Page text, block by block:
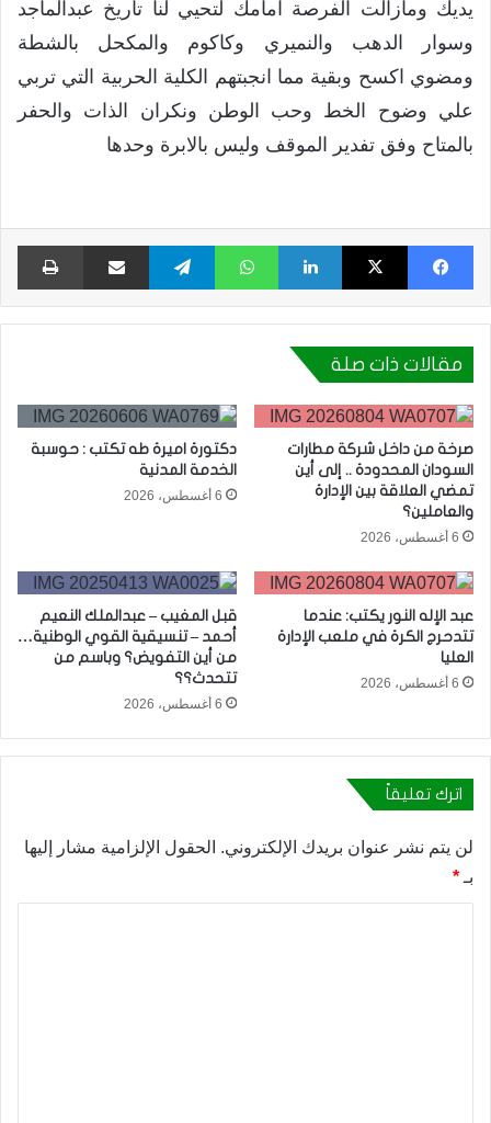
يديك ومازالت الفرصة امامك لتحيي لنا تاريخ عبدالماجد
وسوار الدهب والنميري وكاكوم والمكحل بالشطة
ومضوي اكسح وبقية مما انجبتهم الكلية الحربية التي تربي
علي وضوح الخط وحب الوطن ونكران الذات والحفر
بالمتاح وفق تفدير الموقف وليس بالابرة وحدها
فيسبوك X لينكدإن واتساب تيلقرام مشاركة عبر البريد
مقالات ذات صلة
صرخة من داخل شركة مطارات
السودان المحدودة .. إلى أين
تمضي العلاقة بين الإدارة
والعاملين؟
6 أغسطس، 2026
دكتورة اميرة طه تكتب : حوسبة
الخدمة المدنية
6 أغسطس، 2026
عبد الإله النور يكتب: عندما
تتدحرج الكرة في ملعب الإدارة
العليا
6 أغسطس، 2026
قبل المغيب – عبدالملك النعيم
أحمد – تنسيقية القوي الوطنية…
من أين التفويض؟ وباسم من
تتحدث؟؟
6 أغسطس، 2026
اترك تعليقاً
لن يتم نشر عنوان بريدك الإلكتروني. الحقول الإلزامية مشار إليها
بـ *